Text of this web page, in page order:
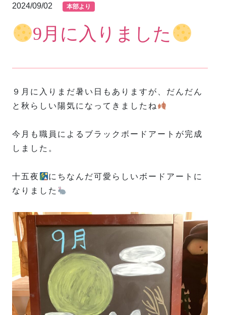
2024/09/02 本部より
9月に入りました
９月に入りまだ暑い日もありますが、だんだん
と秋らしい陽気になってきましたね
今月も職員によるブラックボードアートが完成
しました。
十五夜
にちなんだ可愛らしいボードアートに
なりました